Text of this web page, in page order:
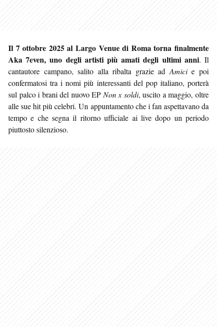
Il 7 ottobre 2025 al Largo Venue di Roma torna finalmente
Aka 7even, uno degli artisti più amati degli ultimi anni. Il
cantautore campano, salito alla ribalta grazie ad Amicie poi
confermatosi tra i nomi più interessanti del pop italiano, porterà
sul palco i brani del nuovo EP Non x soldi, uscito a maggio, oltre
alle sue hit più celebri. Un appuntamento che i fan aspettavano da
tempo e che segna il ritorno ufficiale ai live dopo un periodo
piuttosto silenzioso.